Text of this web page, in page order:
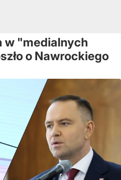
w "medialnych
o Nawrockiego